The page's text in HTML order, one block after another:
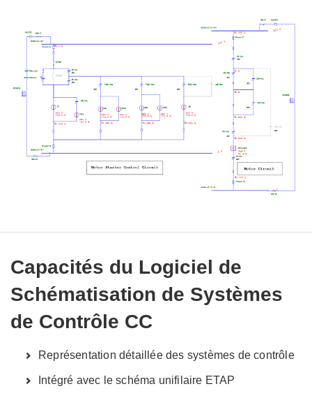
Capacités du Logiciel de
Schématisation de Systèmes
de Contrôle CC
Représentation détaillée des systèmes de contrôle
Intégré avec le schéma unifilaire ETAP